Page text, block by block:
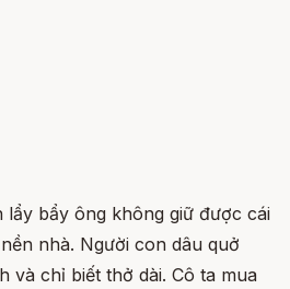
lẩy bẩy ông không giữ được cái
nhà. Người con dâu quở
và chỉ biết thở dài. Cô ta mua